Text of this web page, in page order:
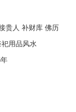
贵人 补财库 佛历
用品风水